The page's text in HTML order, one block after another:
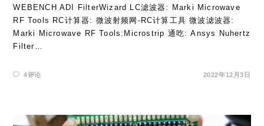
WEBENCH ADI FilterWizard LC滤波器: Marki Microwave
RF Tools RC计算器: 微波射频网-RC计算工具 微波滤波器:
Marki Microwave RF Tools:Microstrip 通吃: Ansys Nuhertz
Filter…
4评论 2022年12月3日